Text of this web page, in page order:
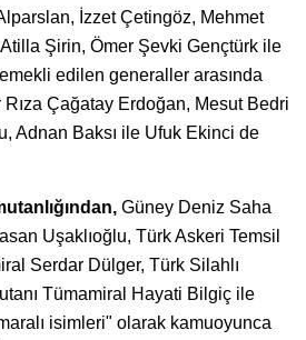
İzzet Çetingöz, Mehmet
Şirin, Ömer Şevki Gençtürk ile
edilen generaller arasında
Çağatay Erdoğan, Mesut Bedri
Adnan Baksı ile Ufuk Ekinci de
Güney Deniz Saha
Uşaklıoğlu, Türk Askeri Temsil
Serdar Dülger, Türk Silahlı
Tümamiral Hayati Bilgiç ile
isimleri" olarak kamuoyunca